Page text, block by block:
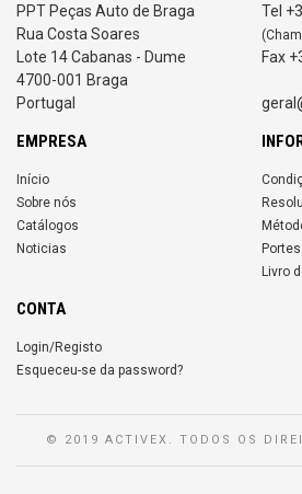
PPT Peças Auto de Braga
Rua Costa Soares
Lote 14 Cabanas - Dume
4700-001 Braga
Portugal
Tel
Fax
EMPRESA
Início
Sobre nós
Catálogos
Noticias
Livro
CONTA
Login/Registo
Esqueceu-se da password?
© 2019 ACTIVEX. TODOS OS